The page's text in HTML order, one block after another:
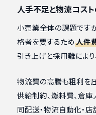
人手不足と物流コス
小売業全体の課題です
格者を要するため人件
引き上げと採用難によ
物流費の高騰も粗利を
供給制約、燃料費、倉
同配送・物流自動化・